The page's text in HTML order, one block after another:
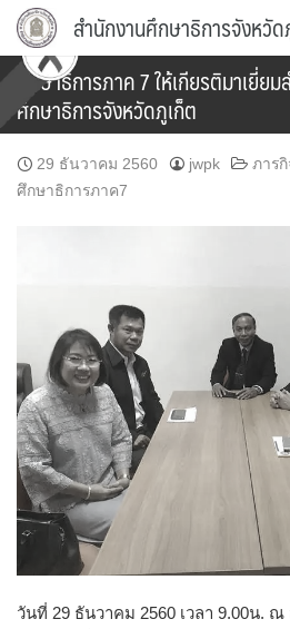
Skip
content
สำนักงานศึกษาธิการจังหวั
ศึกษาธิการภาค 7 ให้เกียรติมาเยี่ย
ศึกษาธิการจังหวัดภูเก็ต
29 ธันวาคม 2560 jwpk ภาร
ศึกษาธิการภาค7
วันที่ 29 ธันวาคม 2560 เวลา 9.00น.